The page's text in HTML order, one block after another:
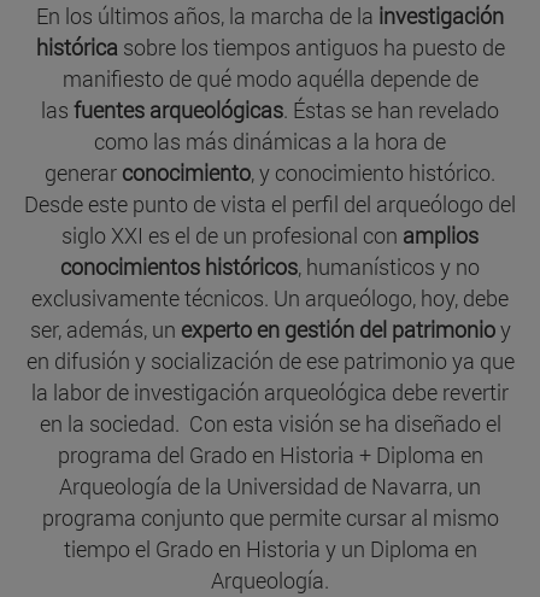
En los últimos años, la marcha de la investigación
históricasobre los tiempos antiguos ha puesto de
manifiesto de qué modo aquélla depende de
las fuentes arqueológicas. Éstas se han revelado
como las más dinámicas a la hora de
generar conocimiento, y conocimiento histórico.
Desde este punto de vista el perfil del arqueólogo del
siglo XXI es el de un profesional con amplios
conocimientos históricos, humanísticos y no
exclusivamente técnicos. Un arqueólogo, hoy, debe
ser, además, un experto en gestión del patrimonioy
en difusión y socialización de ese patrimonio ya que
la labor de investigación arqueológica debe revertir
en la sociedad. Con esta visión se ha diseñado el
programa del Grado en Historia + Diploma en
Arqueología de la Universidad de Navarra, un
programa conjunto que permite cursar al mismo
tiempo el Grado en Historia y un Diploma en
Arqueología.